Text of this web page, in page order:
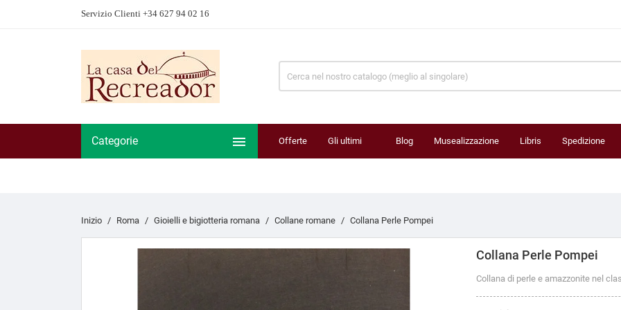
Servizio Clienti +34 627 94 02 16
Categorie  Offerte Gli ultimi Blog Musealizzazione Libris Spedizione
Inizio Roma Gioielli e bigiotteria romana Collane romane Collana Perle Pompei
Collana Perle Pompei
Collana di perle e amazzonite nel